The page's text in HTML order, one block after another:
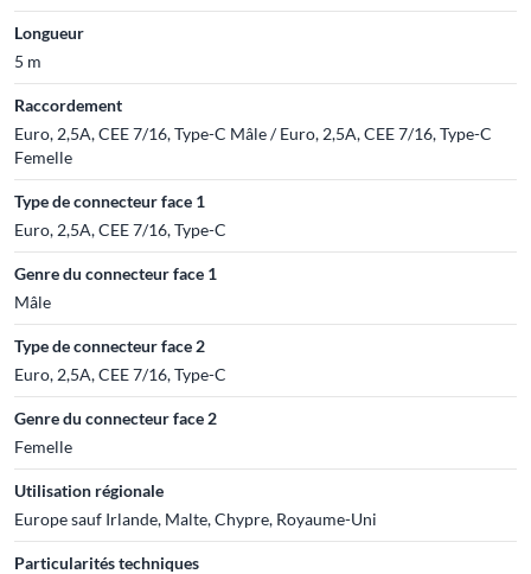
Longueur
5 m
Raccordement
Euro, 2,5A, CEE 7/16, Type-C Mâle / Euro, 2,5A, CEE 7/16, Type-C
Femelle
Type de connecteur face 1
Euro, 2,5A, CEE 7/16, Type-C
Genre du connecteur face 1
Mâle
Type de connecteur face 2
Euro, 2,5A, CEE 7/16, Type-C
Genre du connecteur face 2
Femelle
Utilisation régionale
Europe sauf Irlande, Malte, Chypre, Royaume-Uni
Particularités techniques